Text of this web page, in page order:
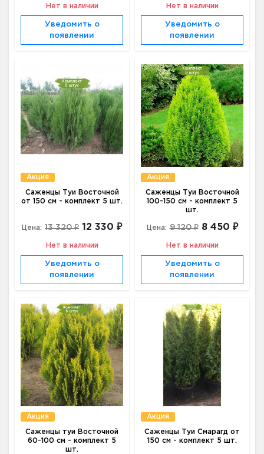
Нет в наличии
Уведомить о
появлении
Нет в наличии
Уведомить о
появлении
Акция
Саженцы Туи Восточной
от 150 см - комплект 5 шт.
Цена: 13 320 ₽ 12 330 ₽
Нет в наличии
Уведомить о
появлении
Акция
Саженцы Туи Восточной
100-150 см - комплект 5
шт.
Цена: 9 120 ₽ 8 450 ₽
Нет в наличии
Уведомить о
появлении
Акция
Саженцы туи Восточной
60-100 см - комплект 5
шт.
Акция
Саженцы Туи Смарагд от
150 см - комплект 5 шт.